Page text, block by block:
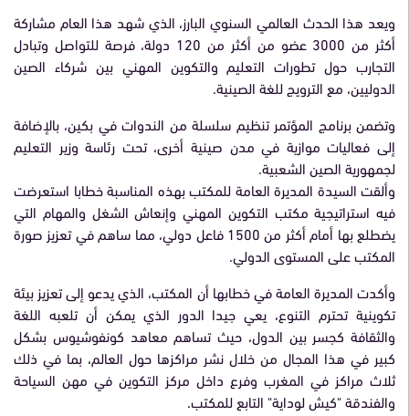
ويعد هذا الحدث العالمي السنوي البارز، الذي شهد هذا العام مشاركة
أكثر من 3000 عضو من أكثر من 120 دولة، فرصة للتواصل وتبادل
التجارب حول تطورات التعليم والتكوين المهني بين شركاء الصين
الدوليين، مع الترويج للغة الصينية.
وتضمن برنامج المؤتمر تنظيم سلسلة من الندوات في بكين، بالإضافة
إلى فعاليات موازية في مدن صينية أخرى، تحت رئاسة وزير التعليم
لجمهورية الصين الشعبية.
وألقت السيدة المديرة العامة للمكتب بهذه المناسبة خطابا استعرضت
فيه استراتيجية مكتب التكوين المهني وإنعاش الشغل والمهام التي
يضطلع بها أمام أكثر من 1500 فاعل دولي، مما ساهم في تعزيز صورة
المكتب على المستوى الدولي.
وأكدت المديرة العامة في خطابها أن المكتب، الذي يدعو إلى تعزيز بيئة
تكوينية تحترم التنوع، يعي جيدا الدور الذي يمكن أن تلعبه اللغة
والثقافة كجسر بين الدول، حيث تساهم معاهد كونفوشيوس بشكل
كبير في هذا المجال من خلال نشر مراكزها حول العالم، بما في ذلك
ثلاث مراكز في المغرب وفرع داخل مركز التكوين في مهن السياحة
والفندقة "كيش لوداية" التابع للمكتب.